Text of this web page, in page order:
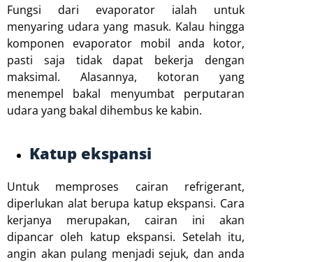
Fungsi dari evaporator ialah untuk
menyaring udara yang masuk. Kalau hingga
komponen evaporator mobil anda kotor,
pasti saja tidak dapat bekerja dengan
maksimal. Alasannya, kotoran yang
menempel bakal menyumbat perputaran
udara yang bakal dihembus ke kabin.
Katup ekspansi
Untuk memproses cairan refrigerant,
diperlukan alat berupa katup ekspansi. Cara
kerjanya merupakan, cairan ini akan
dipancar oleh katup ekspansi. Setelah itu,
angin akan pulang menjadi sejuk, dan anda